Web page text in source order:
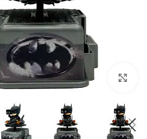
بزرگنمایی تصویر